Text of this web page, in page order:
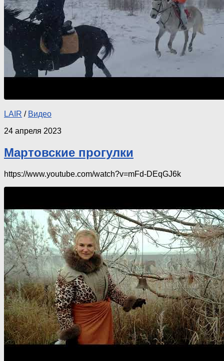
LAIR / Видео
24 апреля 2023
Мартовские прогулки
https://www.youtube.com/watch?v=mFd-DEqGJ6k